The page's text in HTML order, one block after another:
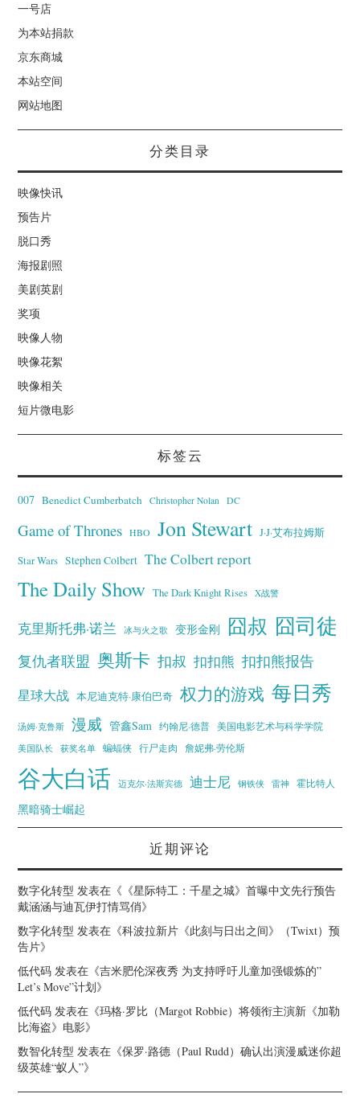
一号店
为本站捐款
京东商城
本站空间
网站地图
分类目录
映像快讯
预告片
脱口秀
海报剧照
美剧英剧
奖项
映像人物
映像花絮
映像相关
短片微电影
标签云
007 Benedict Cumberbatch Christopher Nolan DC
Game of Thrones HBO Jon Stewart J·J·艾布拉姆斯
Star Wars Stephen Colbert The Colbert report
The Daily Show The Dark Knight Rises X战警
克里斯托弗·诺兰 冰与火之歌 变形金刚 囧叔 囧司徒
复仇者联盟 奥斯卡 扣叔 扣扣熊 扣扣熊报告
星球大战 本尼迪克特·康伯巴奇 权力的游戏 每日秀
汤姆·克鲁斯 漫威 管鑫Sam 约翰尼·德普
美国电影艺术与科学学院
美国队长
获奖名单 蝙蝠侠 行尸走肉 詹妮弗·劳伦斯
谷大白话 迈克尔·法斯宾德 迪士尼 钢铁侠 雷神 霍比特人
黑暗骑士崛起
近期评论
数字化转型 发表在《 《星际特工：千星之城》首曝中文先行预告
戴涵涵与迪瓦伊打情骂俏》
数字化转型 发表在《科波拉新片《此刻与日出之间》（Twixt）预
告片》
低代码 发表在《吉米肥伦深夜秀 为支持呼吁儿童加强锻炼的”
Let’s Move”计划》
低代码 发表在《玛格·罗比（Margot Robbie）将领衔主演新《加勒
比海盗》电影》
数智化转型 发表在《保罗·路德（Paul Rudd）确认出演漫威迷你超
级英雄“蚁人”》